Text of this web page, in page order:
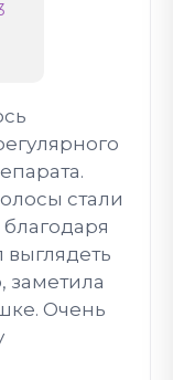
стали
выглядеть
заметила
Очень